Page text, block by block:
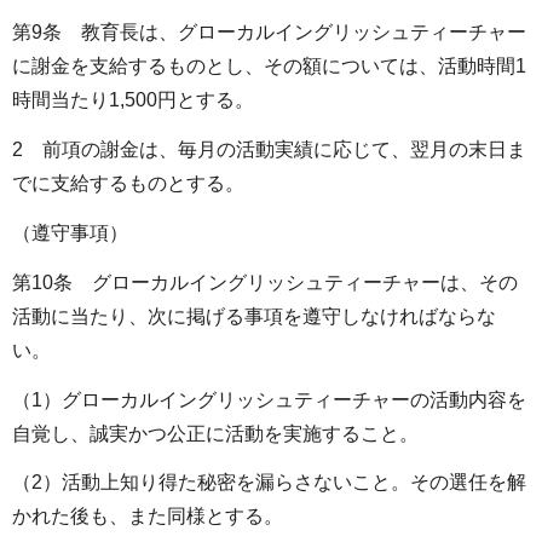
第9条 教育長は、グローカルイングリッシュティーチャー
に謝金を支給するものとし、その額については、活動時間1
時間当たり1,500円とする。
2 前項の謝金は、毎月の活動実績に応じて、翌月の末日ま
でに支給するものとする。
（遵守事項）
第10条 グローカルイングリッシュティーチャーは、その
活動に当たり、次に掲げる事項を遵守しなければならな
い。
（1）グローカルイングリッシュティーチャーの活動内容を
自覚し、誠実かつ公正に活動を実施すること。
（2）活動上知り得た秘密を漏らさないこと。その選任を解
かれた後も、また同様とする。